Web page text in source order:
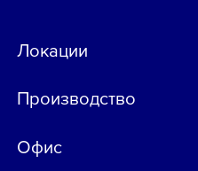
Локации
Производство
Офис